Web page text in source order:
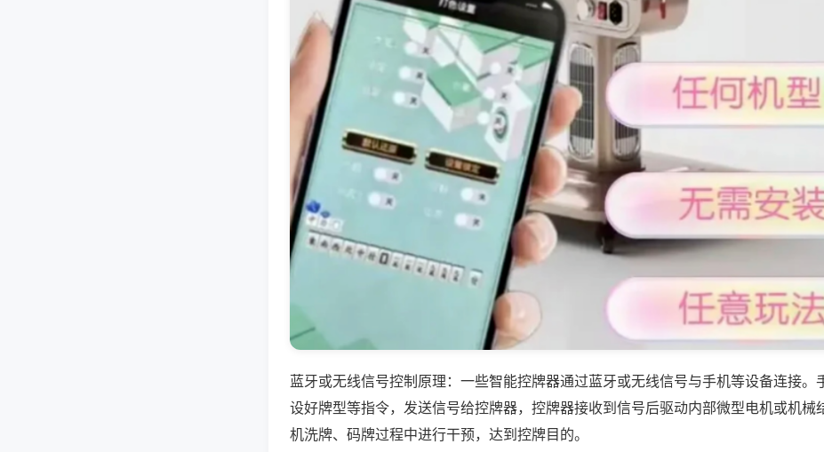
蓝牙或无线信号控制原理：一些智能控牌器通过蓝牙或无线信号与手机等设备连接。
设好牌型等指令，发送信号给控牌器，控牌器接收到信号后驱动内部微型电机或机械
机洗牌、码牌过程中进行干预，达到控牌目的。